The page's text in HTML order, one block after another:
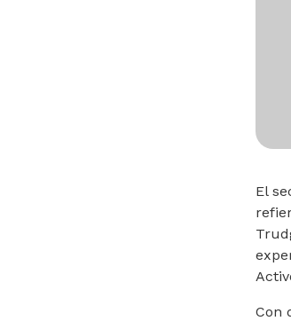
El
Con